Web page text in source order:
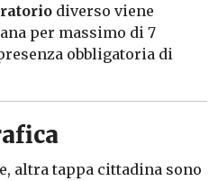
diverso viene
per massimo di 7
obbligatoria di
altra tappa cittadina sono